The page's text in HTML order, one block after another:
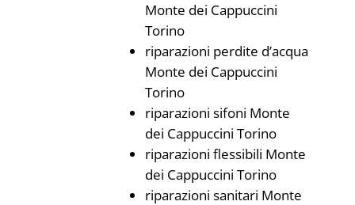
Monte dei Cappuccini
Torino
riparazioni perdite d’acqua
Monte dei Cappuccini
Torino
riparazioni sifoni Monte
dei Cappuccini Torino
riparazioni flessibili Monte
dei Cappuccini Torino
riparazioni sanitari Monte